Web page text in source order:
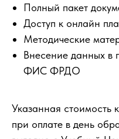
Полный пакет
Доступ к онлайн
Методические
Внесение данных в
ФИС ФРДО
Указанная стоимость
при оплате в день